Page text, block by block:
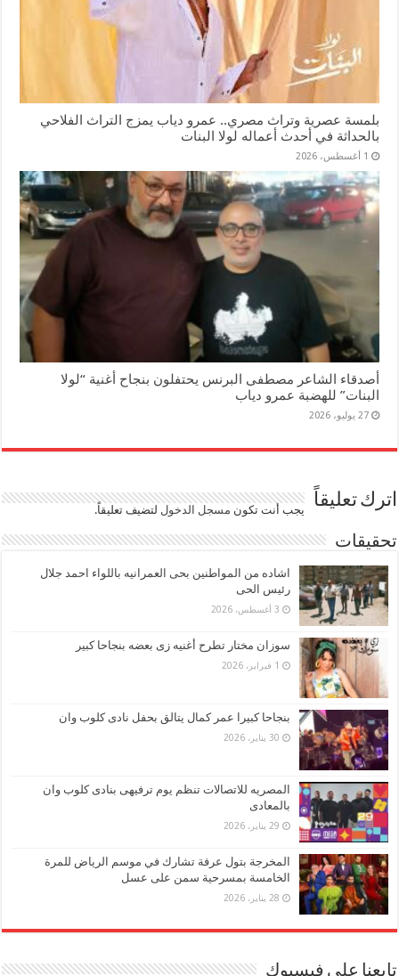
بلمسة عصرية وتراث مصري.. عمرو دياب يمزج التراث الفلاحي
بالحداثة في أحدث أعماله لولا البنات
1 أغسطس، 2026
أصدقاء الشاعر مصطفى البرنس يحتفلون بنجاح أغنية “لولا
البنات” للهضبة عمرو دياب
27 يوليو، 2026
اترك تعليقاً يجب أنت تكون مسجل الدخول لتضيف تعليقاً.
تحقيقات
اشاده من المواطنين بحى العمرانيه باللواء احمد جلال
رئيس الحى
3 أغسطس، 2026
سوزان مختار تطرح أغنيه زى بعضه بنجاحا كبير
1 فبراير، 2026
بنجاحا كبيرا عمر كمال يتالق بحفل نادى كلوب وان
30 يناير، 2026
المصريه للاتصالات تنظم يوم ترفيهى بنادى كلوب وان
بالمعادى
29 يناير، 2026
المخرجة بتول عرفة تشارك في موسم الرياض للمرة
الخامسة بمسرحية سمن على عسل
28 يناير، 2026
تابعنا على فيسبوك